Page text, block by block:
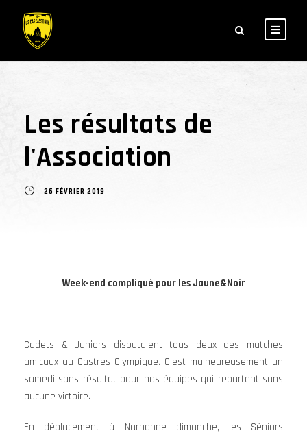
Les résultats de
l'Association
26 FÉVRIER 2019
Week-end compliqué pour les Jaune&Noir
Cadets & Juniors disputaient tous deux des matches
amicaux au Castres Olympique. C’est malheureusement un
samedi sans résultat pour nos équipes qui repartent sans
aucune victoire.
En déplacement à Narbonne dimanche, les Séniors